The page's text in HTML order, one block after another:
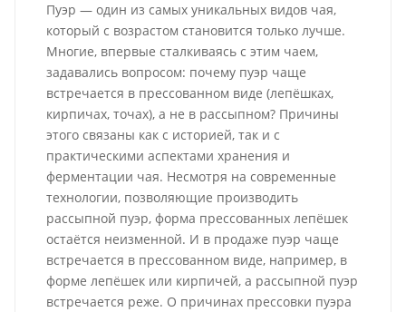
Пуэр — один из самых уникальных видов чая,
который с возрастом становится только лучше.
Многие, впервые сталкиваясь с этим чаем,
задавались вопросом: почему пуэр чаще
встречается в прессованном виде (лепёшках,
кирпичах, точах), а не в рассыпном? Причины
этого связаны как с историей, так и с
практическими аспектами хранения и
ферментации чая. Несмотря на современные
технологии, позволяющие производить
рассыпной пуэр, форма прессованных лепёшек
остаётся неизменной. И в продаже пуэр чаще
встречается в прессованном виде, например, в
форме лепёшек или кирпичей, а рассыпной пуэр
встречается реже. О причинах прессовки пуэра